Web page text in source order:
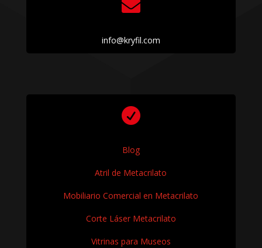

info@kryfil.com

Blog
Atril de Metacrilato
Mobiliario Comercial en Metacrilato
Corte Láser Metacrilato
Vitrinas para Museos